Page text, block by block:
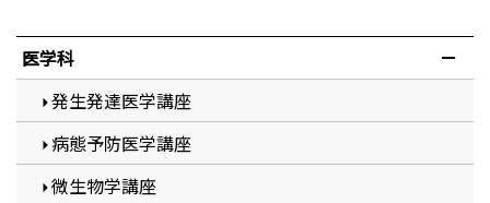
医学科
発生発達医学講座
病態予防医学講座
微生物学講座